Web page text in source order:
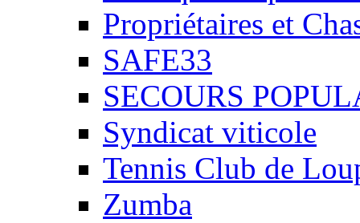
Propriétaires et
SAFE33
SECOURS
Syndicat viticole
Tennis Club de
Zumba